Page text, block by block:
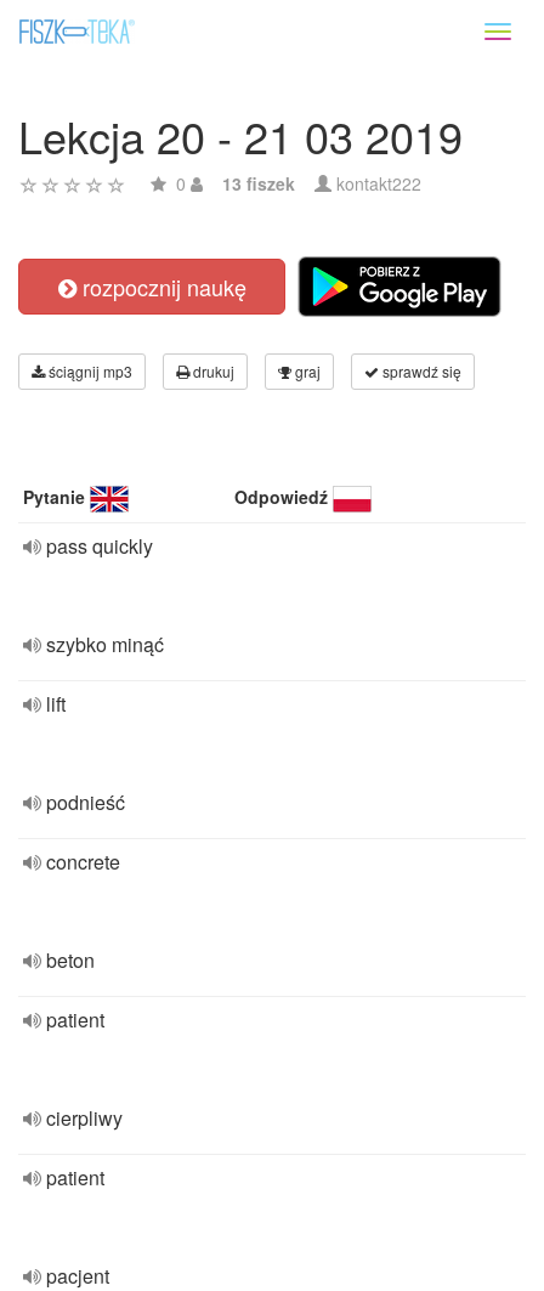
Lekcja 20 - 21 03 2019
0 13 fiszek kontakt222
rozpocznij naukę
ściągnij mp3 drukuj graj sprawdź się
Pytanie Odpowiedź
pass quickly
szybko minąć
lift
podnieść
concrete
beton
patient
cierpliwy
patient
pacjent